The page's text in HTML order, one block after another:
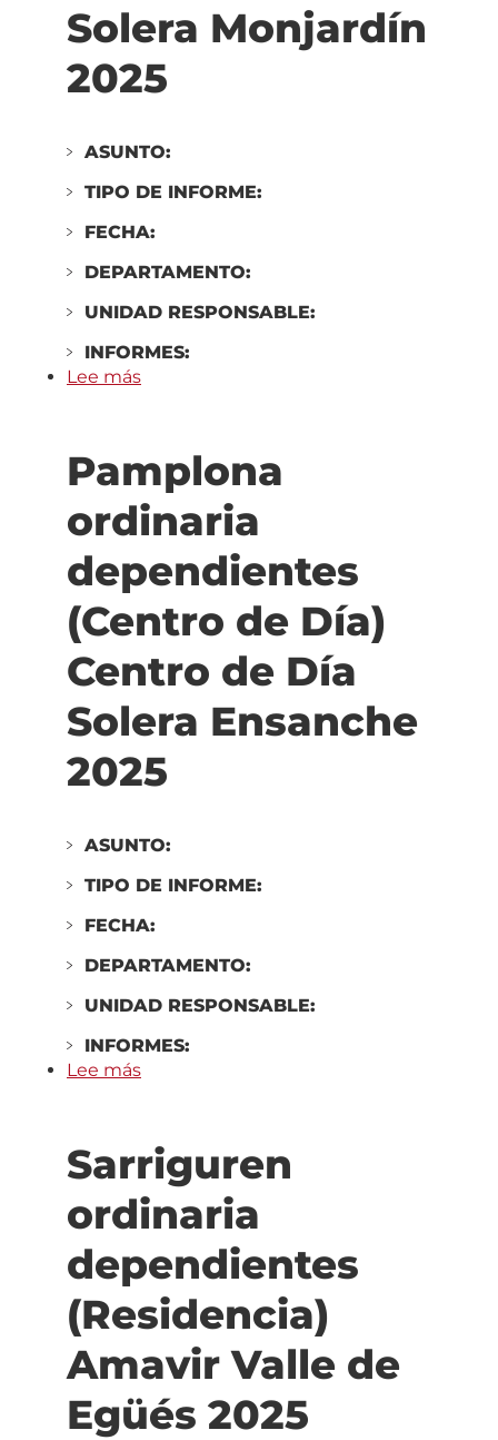
Solera Monjardín
2025
ASUNTO:
TIPO DE INFORME:
FECHA:
DEPARTAMENTO:
UNIDAD RESPONSABLE:
INFORMES:
Lee más
dependientes
(Centro
de
Día)
Centro
de
Día
Solera
Monjardín
Pamplona
ordinaria
dependientes
(Centro de Día)
Centro de Día
Solera Ensanche
2025
ASUNTO:
TIPO DE INFORME:
FECHA:
DEPARTAMENTO:
UNIDAD RESPONSABLE:
INFORMES:
Lee más
dependientes
(Centro
de
Día)
Centro
de
Día
Solera
Ensanche
Sarriguren
ordinaria
dependientes
(Residencia)
Amavir Valle de
Egüés 2025